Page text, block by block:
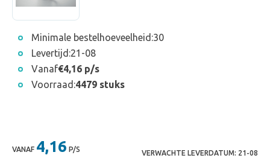
Minimale bestelhoeveelheid:30
Levertijd:21-08
Vanaf€4,16 p/s
Voorraad:4479 stuks
VANAF 4,16 P/S VERWACHTE LEVERDATUM: 21-08